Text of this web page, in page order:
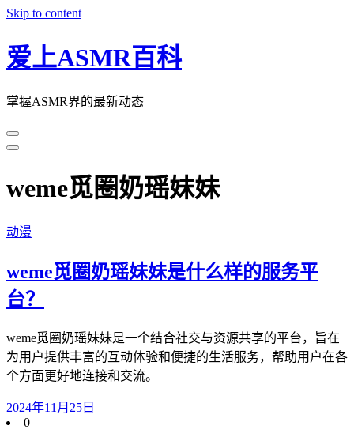
Skip to content
爱上ASMR百科
掌握ASMR界的最新动态
weme觅圈奶瑶妹妹
动漫
weme觅圈奶瑶妹妹是什么样的服务平
台？
weme觅圈奶瑶妹妹是一个结合社交与资源共享的平台，旨在
为用户提供丰富的互动体验和便捷的生活服务，帮助用户在各
个方面更好地连接和交流。
2024年11月25日
0